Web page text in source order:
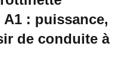
: puissance,
de conduite à